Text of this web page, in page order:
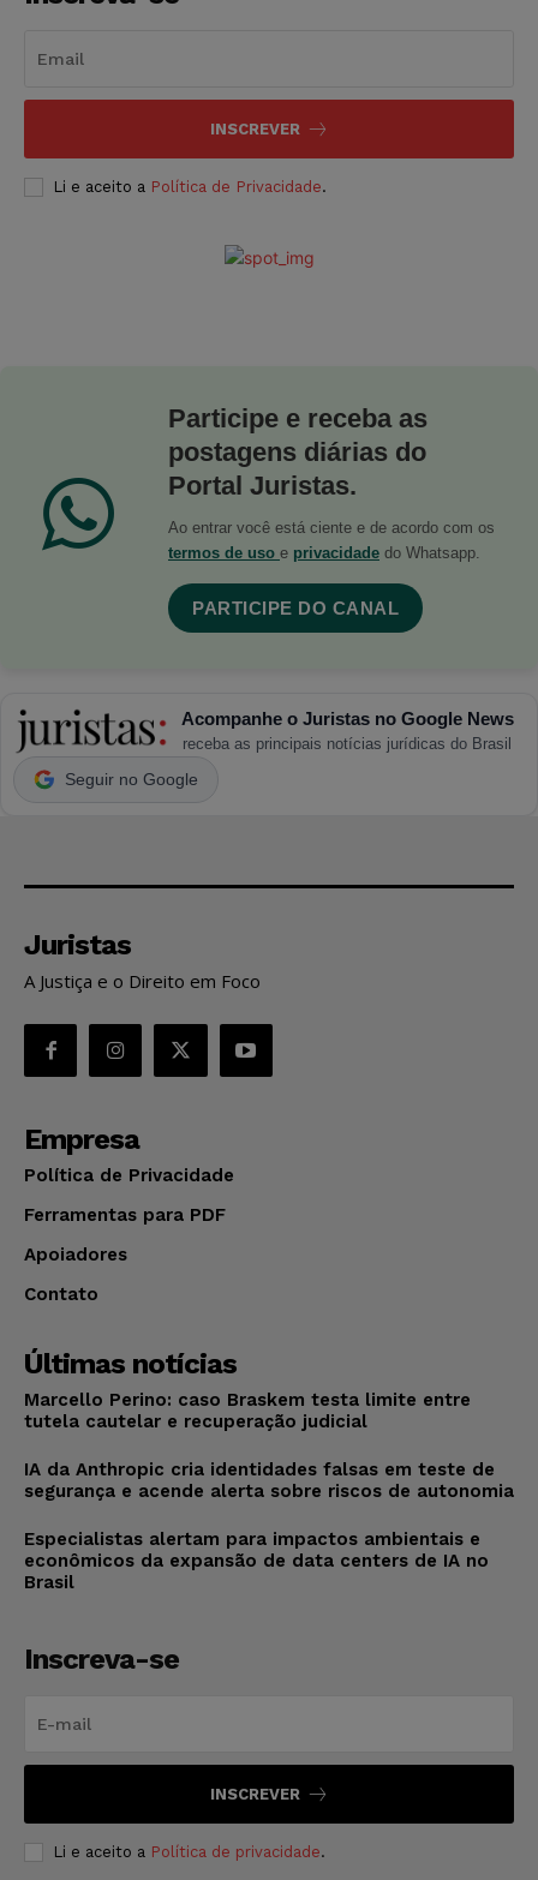
INSCREVER
Li e aceito a Política de Privacidade.
Participe e receba as
postagens diárias do
Portal Juristas.
Ao entrar você está ciente e de acordo com os
termos de uso e privacidade do Whatsapp.
PARTICIPE DO CANAL
Acompanhe o Juristas no Google News
receba as principais notícias jurídicas do Brasil
Seguir no Google
Juristas
A Justiça e o Direito em Foco
Empresa
Política de Privacidade
Ferramentas para PDF
Apoiadores
Contato
Últimas notícias
Marcello Perino: caso Braskem testa limite entre
tutela cautelar e recuperação judicial
IA da Anthropic cria identidades falsas em teste de
segurança e acende alerta sobre riscos de autonomia
Especialistas alertam para impactos ambientais e
econômicos da expansão de data centers de IA no
Brasil
Inscreva-se
INSCREVER
Li e aceito a Política de privacidade.